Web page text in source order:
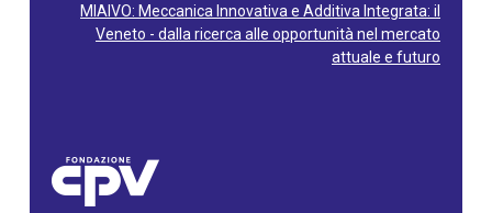
MIAIVO: Meccanica Innovativa e Additiva Integrata: il
Veneto - dalla ricerca alle opportunità nel mercato
attuale e futuro